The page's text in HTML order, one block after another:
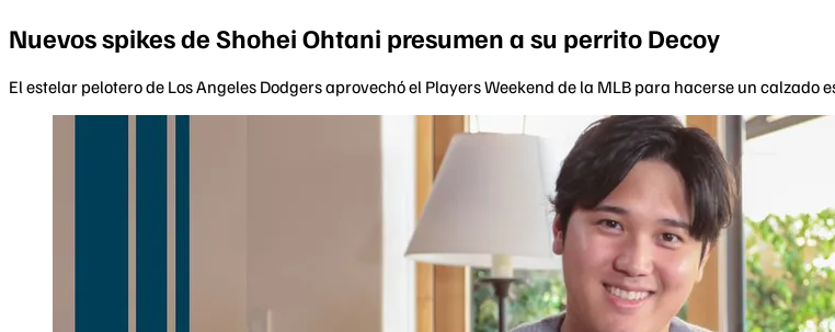
Nuevos spikes de Shohei Ohtani presumen a su perrito Decoy
El estelar pelotero de Los Angeles Dodgers aprovechó el Players Weekend de la MLB para hacerse un